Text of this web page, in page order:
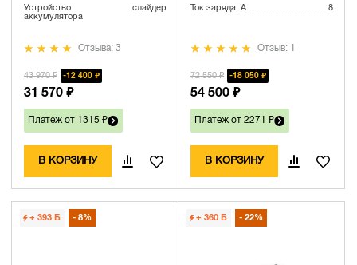
Устройство
аккумулятора
слайдер
Отзыва: 3
43 970 ₽ 12 400 ₽
31 570 ₽
Платеж от 1315 ₽
В КОРЗИНУ
Ток заряда, А 8
Отзыв: 1
72 550 ₽ 18 050 ₽
54 500 ₽
Платеж от 2271 ₽
В КОРЗИНУ
+ 393 Б 8% + 360 Б 22%